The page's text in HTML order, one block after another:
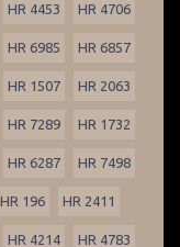
HR 4453 HR 4706
HR 6985 HR 6857
HR 1507 HR 2063
HR 7289 HR 1732
HR 6287 HR 7498
HR 196 HR 2411
HR 4214 HR 4783